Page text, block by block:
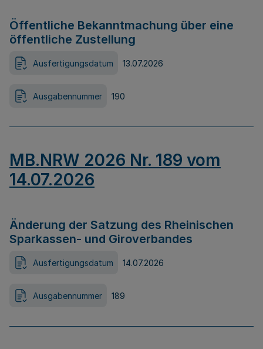
Öffentliche Bekanntmachung über eine
öffentliche Zustellung
Ausfertigungsdatum 13.07.2026
Ausgabennummer 190
MB.NRW 2026 Nr. 189 vom
14.07.2026
Änderung der Satzung des Rheinischen
Sparkassen- und Giroverbandes
Ausfertigungsdatum 14.07.2026
Ausgabennummer 189